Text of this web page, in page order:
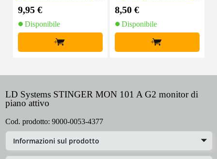
9,95 €
Disponibile
+
8,50 €
Disponibile
+
LD Systems STINGER MON 101 A G2 monitor di
piano attivo
Cod. prodotto: 9000-0053-4377
Informazioni sul prodotto